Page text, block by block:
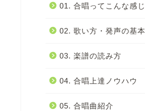
01. 合唱ってこんな感じ
02. 歌い方・発声の基本
03. 楽譜の読み方
04. 合唱上達ノウハウ
05. 合唱曲紹介